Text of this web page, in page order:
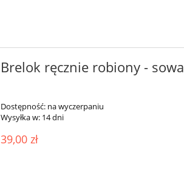
Brelok ręcznie robiony - sowa
Dostępność: na wyczerpaniu
Wysyłka w: 14 dni
39,00 zł